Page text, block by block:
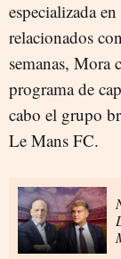
especializada
relacionados
semanas, Mora
programa de
cabo el grupo
Le Mans FC.